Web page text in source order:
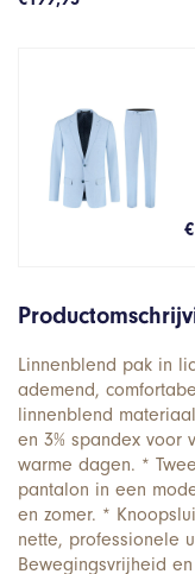
Linnenblend pak in
ademend,
linnenblend
en 3% spandex voor
warme dagen. *
pantalon in een
en zomer. *
nette, professionele
Bewegingsvrijheid